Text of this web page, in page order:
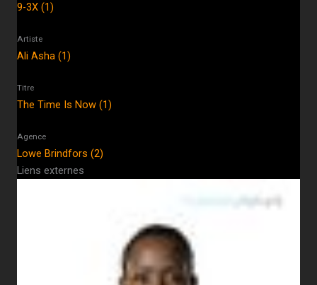
9-3X (1)
Artiste
Ali Asha (1)
Titre
The Time Is Now (1)
Agence
Lowe Brindfors (2)
Liens externes